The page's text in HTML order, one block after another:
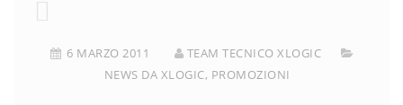
6 MARZO 2011
TEAM TECNICO XLOGIC
NEWS DA XLOGIC, PROMOZIONI